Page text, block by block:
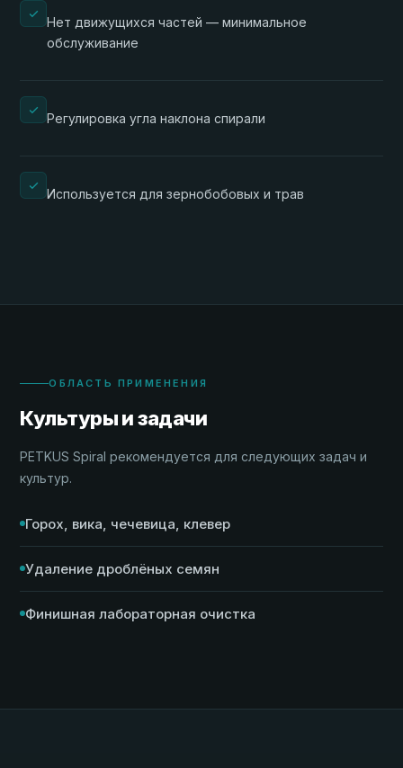
Нет движущихся частей — минимальное
обслуживание
Регулировка угла наклона спирали
Используется для зернобобовых и трав
ОБЛАСТЬ ПРИМЕНЕНИЯ
Культуры и задачи
PETKUS Spiral рекомендуется для следующих задач и
культур.
Горох, вика, чечевица, клевер
Удаление дроблёных семян
Финишная лабораторная очистка